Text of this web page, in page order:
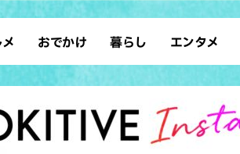
ン 沖縄そば
ウト カフェ
和食・日本料理
おでかけ
デート ドライブ
散歩 ソロ活
暮らし
レシピ
ファッション ロ
沖縄移住
エンタメ
スポーツ
タレント・芸人